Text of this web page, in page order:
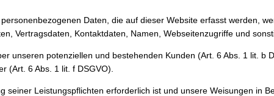
Daten, die auf dieser Website erfasst werden,
Vertragsdaten, Kontaktdaten, Namen, Webseitenzugriffe und
unseren potenziellen und bestehenden Kunden (Art. 6 Abs. 1 lit. b
(Art. 6 Abs. 1 lit. f DSGVO).
Leistungspflichten erforderlich ist und unsere Weisungen in